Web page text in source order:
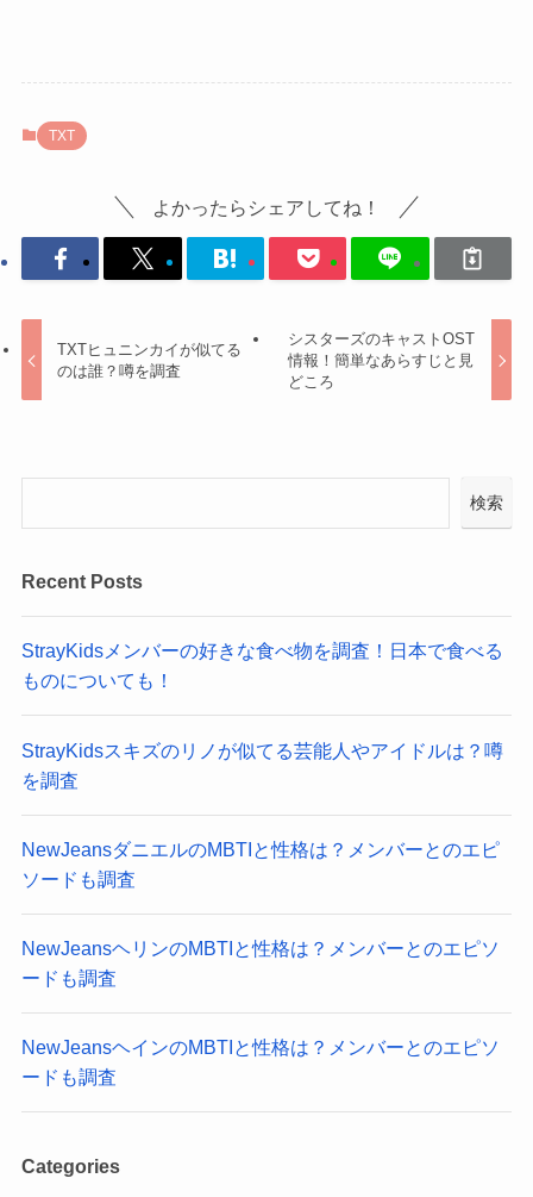
TXT
よかったらシェアしてね！
TXTヒュニンカイが似てる
のは誰？噂を調査
シスターズのキャストOST
情報！簡単なあらすじと見
どころ
検索
Recent Posts
StrayKidsメンバーの好きな食べ物を調査！日本で食べる
ものについても！
StrayKidsスキズのリノが似てる芸能人やアイドルは？噂
を調査
NewJeansダニエルのMBTIと性格は？メンバーとのエピ
ソードも調査
NewJeansヘリンのMBTIと性格は？メンバーとのエピソ
ードも調査
NewJeansヘインのMBTIと性格は？メンバーとのエピソ
ードも調査
Categories